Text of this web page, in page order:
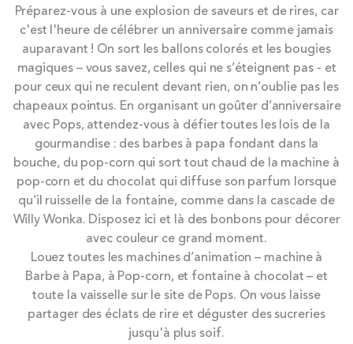
Skip
to
the
end
of
the
images
gallery
Préparez-vous à une explosion de saveurs et de rires, car
c'est l'heure de célébrer un anniversaire comme jamais
auparavant ! On sort les ballons colorés et les bougies
magiques – vous savez, celles qui ne s’éteignent pas - et
pour ceux qui ne reculent devant rien, on n’oublie pas les
chapeaux pointus. En organisant un goûter d’anniversaire
avec Pops, attendez-vous à défier toutes les lois de la
gourmandise : des barbes à papa fondant dans la
bouche, du pop-corn qui sort tout chaud de la machine à
pop-corn et du chocolat qui diffuse son parfum lorsque
qu’il ruisselle de la fontaine, comme dans la cascade de
Willy Wonka. Disposez ici et là des bonbons pour décorer
avec couleur ce grand moment.
Louez toutes les machines d’animation – machine à
Barbe à Papa, à Pop-corn, et fontaine à chocolat – et
toute la vaisselle sur le site de Pops. On vous laisse
partager des éclats de rire et déguster des sucreries
jusqu'à plus soif.